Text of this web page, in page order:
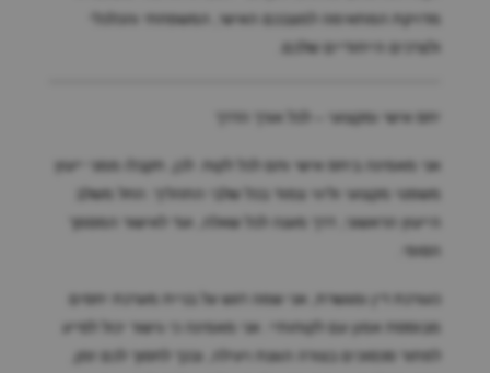
מדויקת המתאימה למצבכם האישי, המשפחתי והכלכלי
ולצרכים הייחודיים שלכם.
יחס אישי ומקצועי – לכל אורך הדרך
אני מאמינה ביחס אישי וחם לכל לקוח. לכן, תקבלו ממני ייעוץ
משפטי מקצועי וליווי צמוד בכל שלבי התהליך: החל משלב
הייעוץ הראשוני, דרך מענה לכל שאלה, ועד לאישור המסמך
הסופי.
כעורכת דין ומגשרת, אני שמה דגש על בניית מערכת יחסים
מבוססת אמון עם לקוחותיי. אני מאמינה כי גישור יכול לסייע
לפתור סכסוכים בצורה הוגנת ויעילה, ובכך לחסוך לכם זמן,